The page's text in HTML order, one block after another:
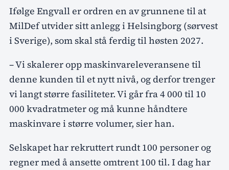
Ifølge Engvall er ordren en av grunnene til at
MilDef utvider sitt anlegg i Helsingborg (sørvest
i Sverige), som skal stå ferdig til høsten 2027.
– Vi skalerer opp maskinvareleveransene til
denne kunden til et nytt nivå, og derfor trenger
vi langt større fasiliteter. Vi går fra 4 000 til 10
000 kvadratmeter og må kunne håndtere
maskinvare i større volumer, sier han.
Selskapet har rekruttert rundt 100 personer og
regner med å ansette omtrent 100 til. I dag har